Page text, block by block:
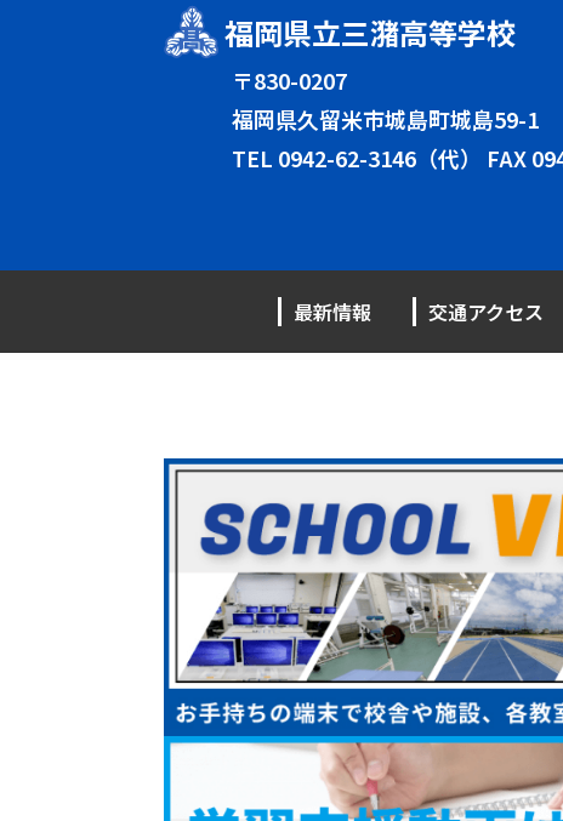
福岡県立三潴高等学校
〒830-0207
福岡県久留米市城島町城島59-1
TEL 0942-62-3146（代） FAX
最新情報 交通アクセス